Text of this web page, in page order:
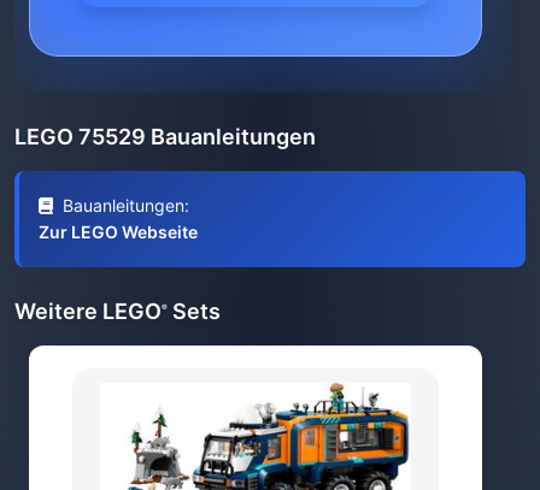
LEGO 75529 Bauanleitungen
Bauanleitungen:
Zur LEGO Webseite
Weitere LEGO® Sets